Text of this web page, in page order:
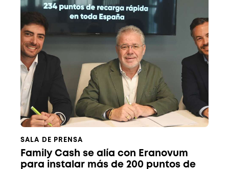
SALA DE PRENSA
Family Cash se alía con Eranovum
para instalar más de 200 puntos de